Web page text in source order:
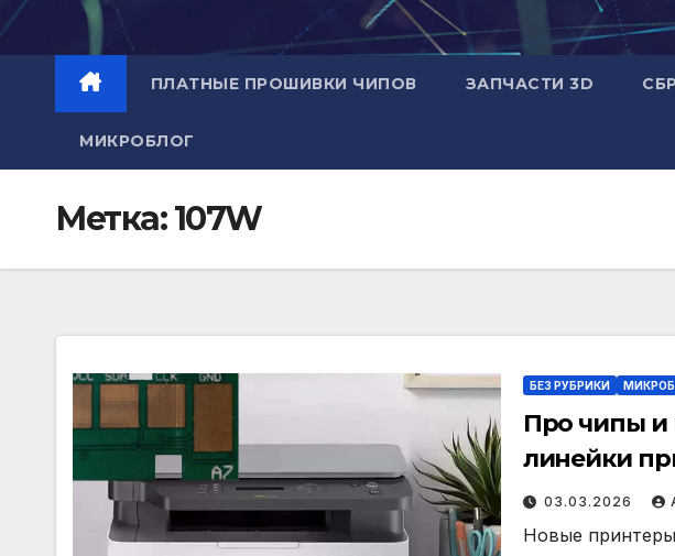
Перейти
содержимому
ПЛАТНЫЕ ПРОШИВКИ ЧИПОВ ЗАПЧАСТИ 3D
МИКРОБЛОГ
Метка:107W
БЕЗ РУБРИКИ
Про чипы и
линейки
MFP 1188 /
03.03.2026
Новые